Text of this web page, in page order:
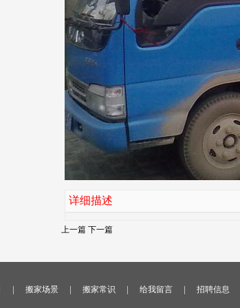
详细描述
上一篇 下一篇
| 搬家场景 | 搬家常识 | 给我留言 | 招聘信息